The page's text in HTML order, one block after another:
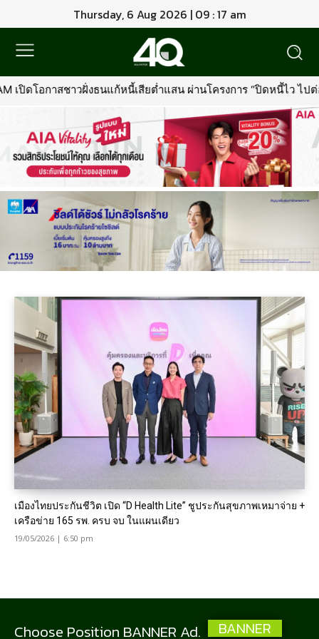
Thursday, 6 Aug 2026 | 09 : 17 am
เปิดโอกาสชาวฝั่งธนแก้หนี้เสียต่ำแสน ผ่านโครงการ “ปิดหนี้ไว ไปต่
เมืองไทยประกันชีวิต เปิด “D Health Lite” ชูประกันสุขภาพเหมาจ่าย +
เครือข่าย 165 รพ. ครบ จบ ในแผนเดียว
19/05/2026 | 6:50 pm
Choose Position BANNER Ad. BANNER